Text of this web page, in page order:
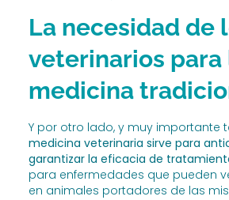
La necesidad de
veterinarios para
medicina
Y por otro lado, y muy importante
medicina veterinaria sirve para
garantizar la eficacia de
para enfermedades que pueden
en animales portadores de las